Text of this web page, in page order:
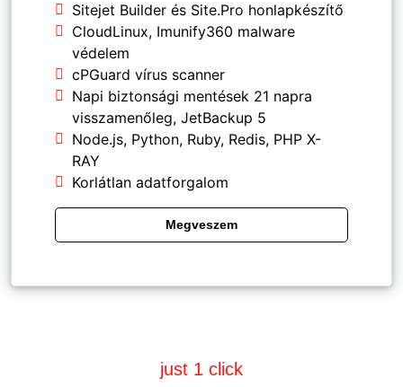
Sitejet Builder és Site.Pro honlapkészítő
CloudLinux, Imunify360 malware
védelem
cPGuard vírus scanner
Napi biztonsági mentések 21 napra
visszamenőleg, JetBackup 5
Node.js, Python, Ruby, Redis, PHP X-
RAY
Korlátlan adatforgalom
Megveszem
just 1 click